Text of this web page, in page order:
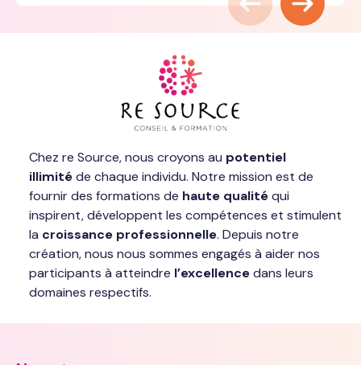
Chez re Source, nous croyons au potentiel
illimitéde chaque individu. Notre mission est de
fournir des formations de haute qualitéqui
inspirent, développent les compétences et stimulent
la croissance professionnelle. Depuis notre
création, nous nous sommes engagés à aider nos
participants à atteindre l’excellencedans leurs
domaines respectifs.